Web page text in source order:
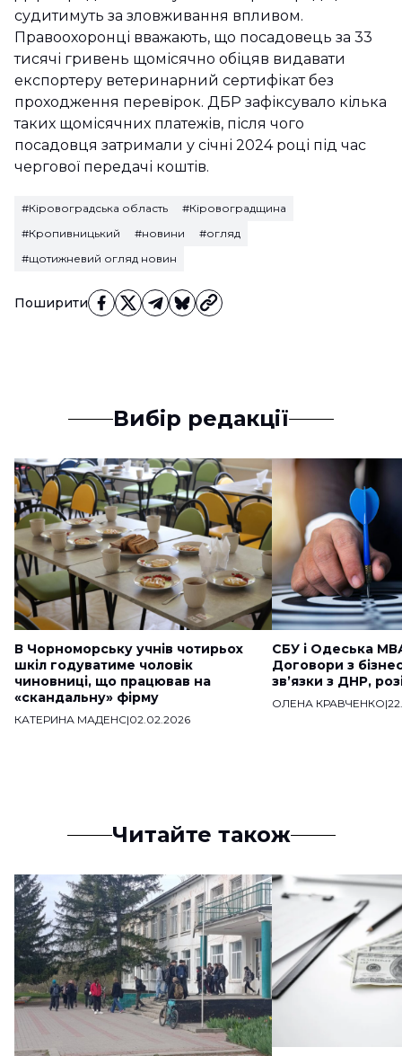
Поширити
судитимуть за зловживання впливом.
Правоохоронці вважають, що посадовець за 33
тисячі гривень щомісячно обіцяв видавати
експортеру ветеринарний сертифікат без
проходження перевірок. ДБР зафіксувало кілька
таких щомісячних платежів, після чого
посадовця затримали у січні 2024 році під час
чергової передачі коштів.
#Кіровоградська область
#Кіровоградщина
#Кропивницький
#новини
#огляд
#щотижневий огляд новин
Вибір редакції
В Чорноморську учнів чотирьох
шкіл годуватиме чоловік
чиновниці, що працював на
«скандальну» фірму
КАТЕРИНА МАДЕНС|02.02.2026
СБУ і Одеська
Договори з
звʼязки з ДНР,
ОЛЕНА КРАВЧЕНКО|
Читайте також